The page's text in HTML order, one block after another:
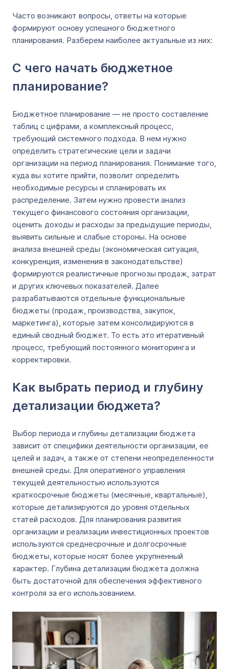
Часто возникают вопросы, ответы на которые
формируют основу успешного бюджетного
планирования. Разберем наиболее актуальные из них:
С чего начать бюджетное
планирование?
Бюджетное планирование — не просто составление
таблиц с цифрами, а комплексный процесс,
требующий системного подхода. В нем нужно
определить стратегические цели и задачи
организации на период планирования. Понимание того,
куда вы хотите прийти, позволит определить
необходимые ресурсы и спланировать их
распределение. Затем нужно провести анализ
текущего финансового состояния организации,
оценить доходы и расходы за предыдущие периоды,
выявить сильные и слабые стороны. На основе
анализа внешней среды (экономическая ситуация,
конкуренция, изменения в законодательстве)
формируются реалистичные прогнозы продаж, затрат
и других ключевых показателей. Далее
разрабатываются отдельные функциональные
бюджеты (продаж, производства, закупок,
маркетинга), которые затем консолидируются в
единый сводный бюджет. То есть это итеративный
процесс, требующий постоянного мониторинга и
корректировки.
Как выбрать период и глубину
детализации бюджета?
Выбор периода и глубины детализации бюджета
зависит от специфики деятельности организации, ее
целей и задач, а также от степени неопределенности
внешней среды. Для оперативного управления
текущей деятельностью используются
краткосрочные бюджеты (месячные, квартальные),
которые детализируются до уровня отдельных
статей расходов. Для планирования развития
организации и реализации инвестиционных проектов
используются среднесрочные и долгосрочные
бюджеты, которые носят более укрупненный
характер. Глубина детализации бюджета должна
быть достаточной для обеспечения эффективного
контроля за его использованием.